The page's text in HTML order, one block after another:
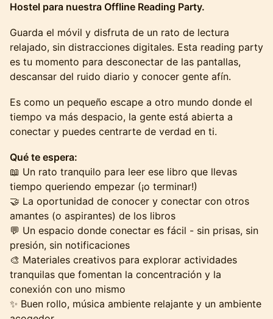
Hostel para nuestra Offline Reading Party.
Guarda el móvil y disfruta de un rato de lectura
relajado, sin distracciones digitales. Esta reading party
es tu momento para desconectar de las pantallas,
descansar del ruido diario y conocer gente afín.
Es como un pequeño escape a otro mundo donde el
tiempo va más despacio, la gente está abierta a
conectar y puedes centrarte de verdad en ti.
Qué te espera:
📖 Un rato tranquilo para leer ese libro que llevas
tiempo queriendo empezar (¡o terminar!)
🤝 La oportunidad de conocer y conectar con otros
amantes (o aspirantes) de los libros
💬 Un espacio donde conectar es fácil - sin prisas, sin
presión, sin notificaciones
🎨 Materiales creativos para explorar actividades
tranquilas que fomentan la concentración y la
conexión con uno mismo
✨ Buen rollo, música ambiente relajante y un ambiente